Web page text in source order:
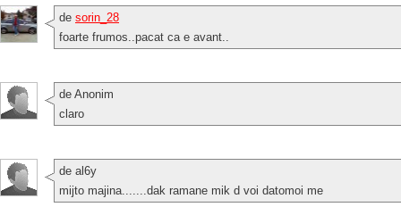
de sorin_28
foarte frumos..pacat ca e avant..
de Anonim
claro
de al6y
mijto majina.......dak ramane mik d voi datomoi me